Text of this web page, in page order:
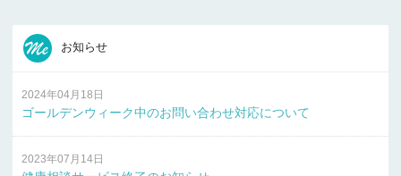
お知らせ
2024年04月18日
ゴールデンウィーク中のお問い合わせ対応について
2023年07月14日